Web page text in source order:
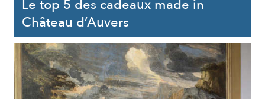
Le top 5 des cadeaux made in
Château d’Auvers